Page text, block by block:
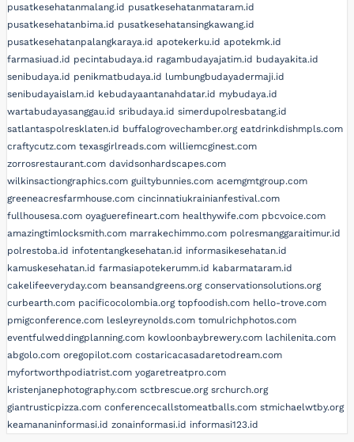
pusatkesehatanmalang.id pusatkesehatanmataram.id
pusatkesehatanbima.id pusatkesehatansingkawang.id
pusatkesehatanpalangkaraya.id apotekerku.id apotekmk.id
farmasiuad.id pecintabudaya.id ragambudayajatim.id budayakita.id
senibudaya.id penikmatbudaya.id lumbungbudayadermaji.id
senibudayaislam.id kebudayaantanahdatar.id mybudaya.id
wartabudayasanggau.id sribudaya.id simerdupolresbatang.id
satlantaspolresklaten.id buffalogrovechamber.org eatdrinkdishmpls.com
craftycutz.com texasgirlreads.com williemcginest.com
zorrosrestaurant.com davidsonhardscapes.com
wilkinsactiongraphics.com guiltybunnies.com acemgmtgroup.com
greeneacresfarmhouse.com cincinnatiukrainianfestival.com
fullhousesa.com oyaguerefineart.com healthywife.com pbcvoice.com
amazingtimlocksmith.com marrakechimmo.com polresmanggaraitimur.id
polrestoba.id infotentangkesehatan.id informasikesehatan.id
kamuskesehatan.id farmasiapotekerumm.id kabarmataram.id
cakelifeeveryday.com beansandgreens.org conservationsolutions.org
curbearth.com pacificocolombia.org topfoodish.com hello-trove.com
pmigconference.com lesleyreynolds.com tomulrichphotos.com
eventfulweddingplanning.com kowloonbaybrewery.com lachilenita.com
abgolo.com oregopilot.com costaricacasadaretodream.com
myfortworthpodiatrist.com yogaretreatpro.com
kristenjanephotography.com sctbrescue.org srchurch.org
giantrusticpizza.com conferencecallstomeatballs.com stmichaelwtby.org
keamananinformasi.id zonainformasi.id informasi123.id